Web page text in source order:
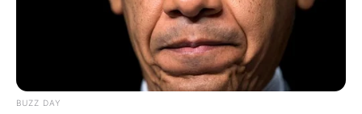
BUZZ DAY